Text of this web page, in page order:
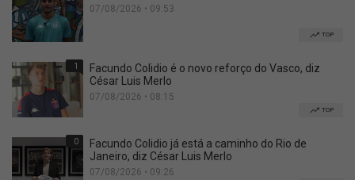
07/08/2026 • 09:53
TOP
1
Facundo Colidio é o novo reforço do Vasco, diz
César Luis Merlo
07/08/2026 • 08:15
TOP
0
Facundo Colidio já está a caminho do Rio de
Janeiro, diz César Luis Merlo
07/08/2026 • 09:26